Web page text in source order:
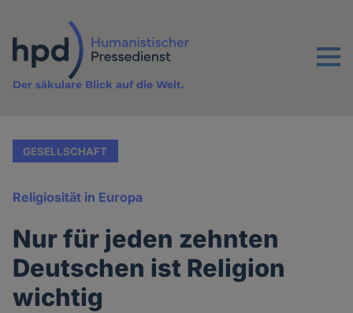
Inhalt
Menu
Der säkulare Blick auf die Welt.
GESELLSCHAFT
Religiosität in Europa
Nur für jeden zehnten
Deutschen ist Religion
wichtig